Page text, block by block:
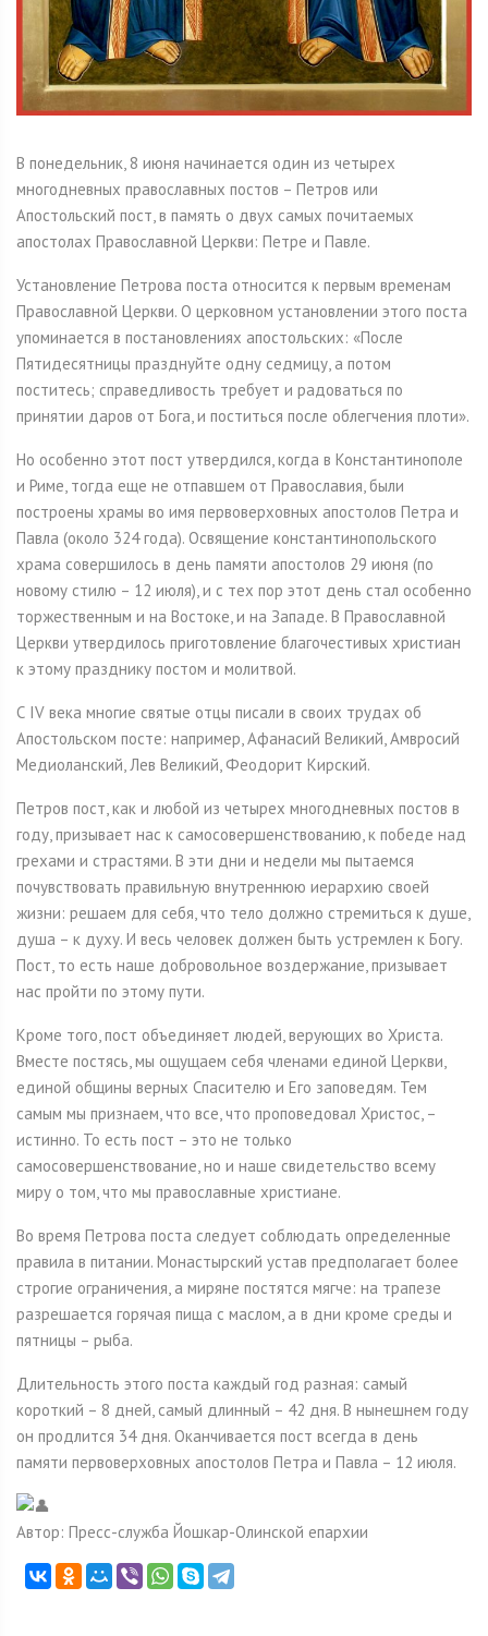
В понедельник, 8 июня начинается один из четырех
многодневных православных постов – Петров или
Апостольский пост, в память о двух самых почитаемых
апостолах Православной Церкви: Петре и Павле.
Установление Петрова поста относится к первым временам
Православной Церкви. О церковном установлении этого поста
упоминается в постановлениях апостольских: «После
Пятидесятницы празднуйте одну седмицу, а потом
поститесь; справедливость требует и радоваться по
принятии даров от Бога, и поститься после облегчения плоти».
Но особенно этот пост утвердился, когда в Константинополе
и Риме, тогда еще не отпавшем от Православия, были
построены храмы во имя первоверховных апостолов Петра и
Павла (около 324 года). Освящение константинопольского
храма совершилось в день памяти апостолов 29 июня (по
новому стилю – 12 июля), и с тех пор этот день стал особенно
торжественным и на Востоке, и на Западе. В Православной
Церкви утвердилось приготовление благочестивых христиан
к этому празднику постом и молитвой.
С IV века многие святые отцы писали в своих трудах об
Апостольском посте: например, Афанасий Великий, Амвросий
Медиоланский, Лев Великий, Феодорит Кирский.
Петров пост, как и любой из четырех многодневных постов в
году, призывает нас к самосовершенствованию, к победе над
грехами и страстями. В эти дни и недели мы пытаемся
почувствовать правильную внутреннюю иерархию своей
жизни: решаем для себя, что тело должно стремиться к душе,
душа – к духу. И весь человек должен быть устремлен к Богу.
Пост, то есть наше добровольное воздержание, призывает
нас пройти по этому пути.
Кроме того, пост объединяет людей, верующих во Христа.
Вместе постясь, мы ощущаем себя членами единой Церкви,
единой общины верных Спасителю и Его заповедям. Тем
самым мы признаем, что все, что проповедовал Христос, –
истинно. То есть пост – это не только
самосовершенствование, но и наше свидетельство всему
миру о том, что мы православные христиане.
Во время Петрова поста следует соблюдать определенные
правила в питании. Монастырский устав предполагает более
строгие ограничения, а миряне постятся мягче: на трапезе
разрешается горячая пища с маслом, а в дни кроме среды и
пятницы – рыба.
Длительность этого поста каждый год разная: самый
короткий – 8 дней, самый длинный – 42 дня. В нынешнем году
он продлится 34 дня. Оканчивается пост всегда в день
памяти первоверховных апостолов Петра и Павла – 12 июля.
Автор: Пресс-служба Йошкар-Олинской епархии